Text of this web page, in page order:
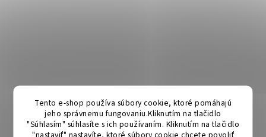
Tento e-shop používa súbory cookie, ktoré pomáhajú
jeho správnemu fungovaniu.Kliknutím na tlačidlo
"Súhlasím" súhlasíte s ich používaním. Kliknutím na tlačidlo
"nastaviť" nastavíte, ktoré súbory cookie chcete povoliť